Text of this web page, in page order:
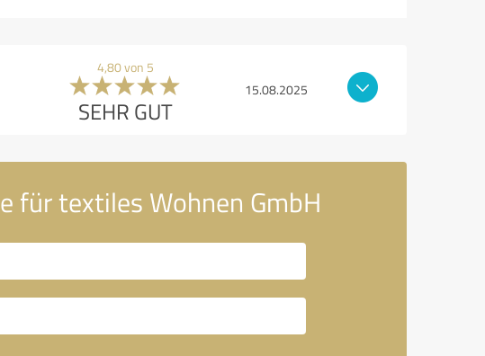
4,80 von 5
SEHR GUT
15.08.2025
für textiles Wohnen GmbH